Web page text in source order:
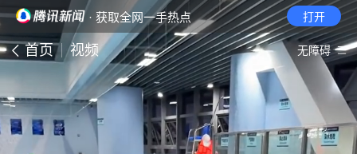
· 获取全网一手热点 打开
首页 视频 无障碍